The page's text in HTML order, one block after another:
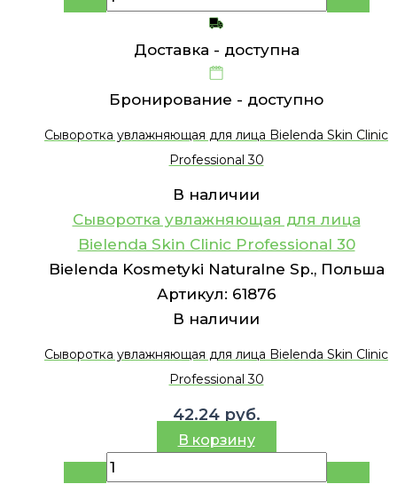
Доставка - доступна
Бронирование - доступно
Сыворотка увлажняющая для лица Bielenda Skin Clinic
Professional 30
В наличии
Сыворотка увлажняющая для лица
Bielenda Skin Clinic Professional 30
Bielenda Kosmetyki Naturalne Sp., Польша
Артикул: 61876
В наличии
Сыворотка увлажняющая для лица Bielenda Skin Clinic
Professional 30
42.24 руб.
В корзину